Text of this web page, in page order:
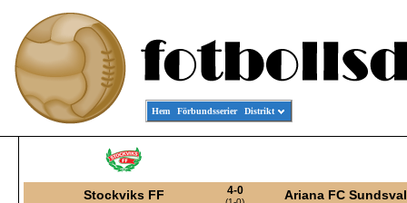
Hem Förbundsserier Distrikt
Stockviks FF 4-0 Ariana FC